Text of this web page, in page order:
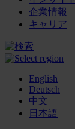
企業情報
キャリア
English
Deutsch
中文
日本語